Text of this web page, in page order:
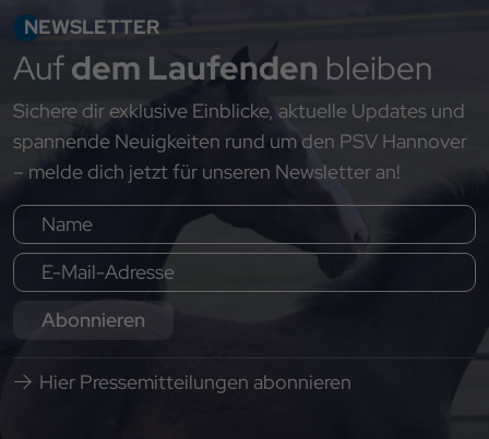
NEWSLETTER
Aufdem Laufenden bleiben
Sichere dir exklusive Einblicke, aktuelle Updates und
spannende Neuigkeiten rund um den PSV Hannover
– melde dich jetzt für unseren Newsletter an!
Abonnieren
Hier Pressemitteilungen abonnieren